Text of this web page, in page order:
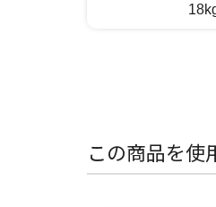
この商品を使